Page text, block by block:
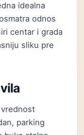
idealna
odnos
centar i grada
sliku pre
parking